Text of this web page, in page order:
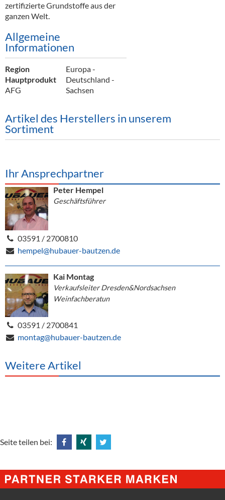
zertifizierte Grundstoffe aus der
ganzen Welt.
Allgemeine
Informationen
Region
Europa -
Deutschland -
Sachsen
Hauptprodukt
AFG
Artikel des Herstellers in unserem
Sortiment
Ihr Ansprechpartner
Peter Hempel
Geschäftsführer
03591 / 2700810
hempel@hubauer-bautzen.de
Kai Montag
Verkaufsleiter Dresden&Nordsachsen
Weinfachberatun
03591 / 2700841
montag@hubauer-bautzen.de
Weitere Artikel
Seite teilen bei:
@
Facebook
@
Xing
@
Twitter